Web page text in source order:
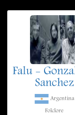
Falu -
Sanchez
Argentina
Folclore